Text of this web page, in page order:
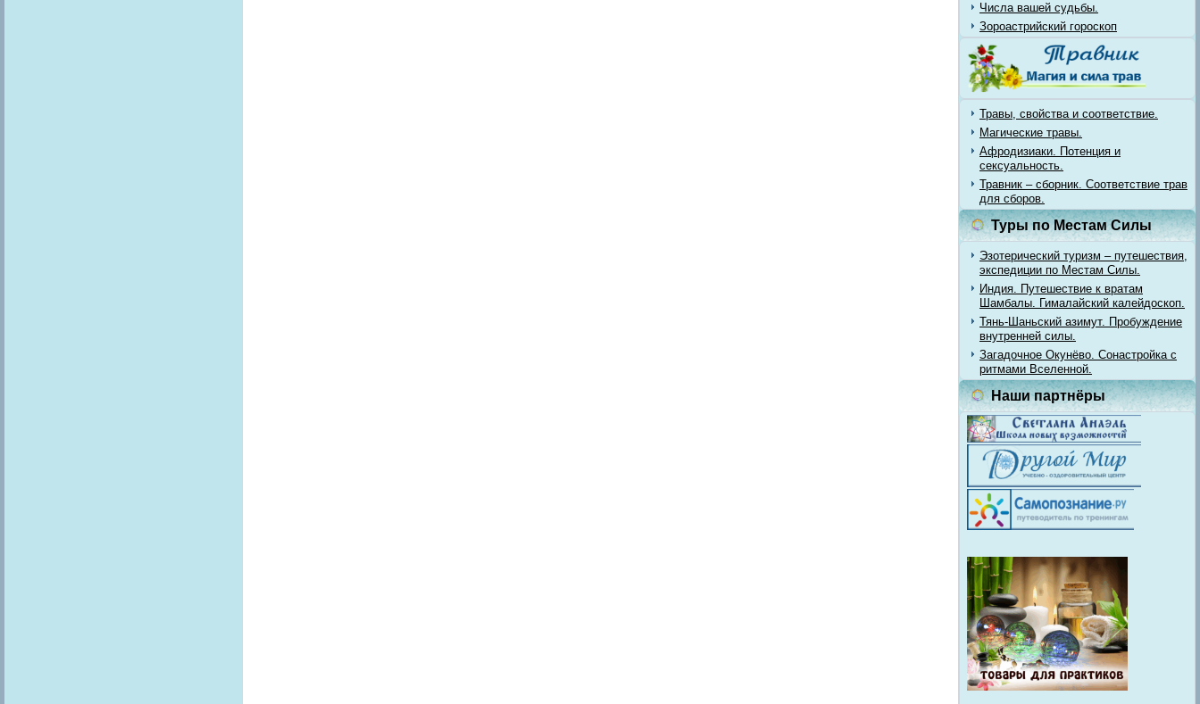
Числа вашей судьбы.
Зороастрийский гороскоп
Травы, свойства и соответствие.
Магические травы.
Афродизиаки. Потенция и
сексуальность.
Травник – сборник. Соответствие трав
для сборов.
Туры по Местам Силы
Эзотерический туризм – путешествия,
экспедиции по Местам Силы.
Индия. Путешествие к вратам
Шамбалы. Гималайский калейдоскоп.
Тянь-Шаньский азимут. Пробуждение
внутренней силы.
Загадочное Окунёво. Сонастройка с
ритмами Вселенной.
Наши партнёры